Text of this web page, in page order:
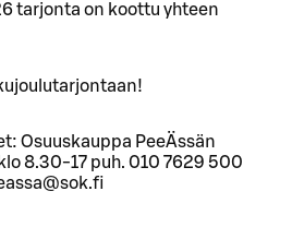
tarjonta on koottu yhteen
Osuuskauppa PeeÄssän
8.30-17 puh. 010 7629 500